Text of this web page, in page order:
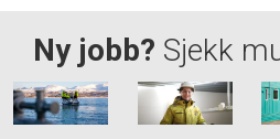
Ny jobb? Sjekk